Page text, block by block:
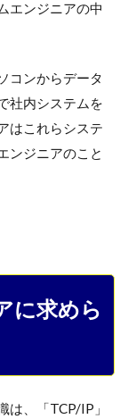
エンジニアの中
コンからデータ
社内システムを
はこれらシステ
ンジニアのこと
に求めら
は、「TCP/IP」